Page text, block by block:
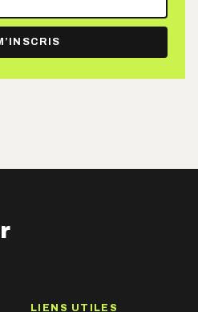
LIENS UTILES